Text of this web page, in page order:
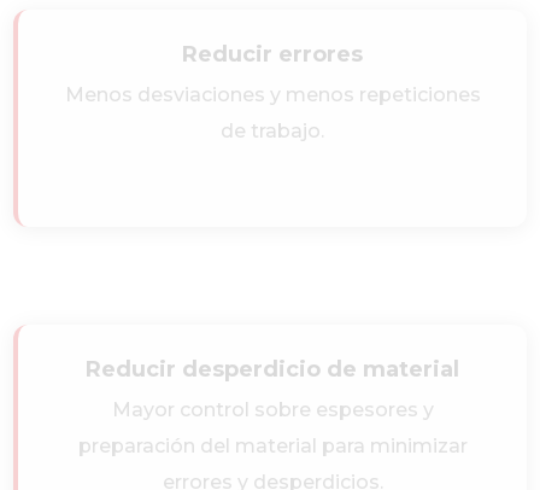
Reducir errores
Menos desviaciones y menos repeticiones
de trabajo.
Reducir desperdicio de material
Mayor control sobre espesores y
preparación del material para minimizar
errores y desperdicios.